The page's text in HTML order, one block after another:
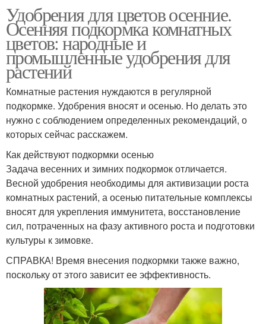
Удобрения для цветов осенние.
Осенняя подкормка комнатных
цветов: народные и
промышленные удобрения для
растений
Комнатные растения нуждаются в регулярной
подкормке. Удобрения вносят и осенью. Но делать это
нужно с соблюдением определенных рекомендаций, о
которых сейчас расскажем.
Как действуют подкормки осенью
Задача весенних и зимних подкормок отличается.
Весной удобрения необходимы для активизации роста
комнатных растений, а осенью питательные комплексы
вносят для укрепления иммунитета, восстановление
сил, потраченных на фазу активного роста и подготовки
культуры к зимовке.
СПРАВКА! Время внесения подкормки также важно,
поскольку от этого зависит ее эффективность.